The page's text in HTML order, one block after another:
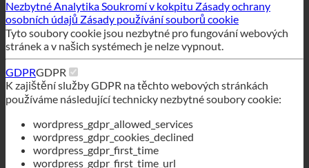
osobních údajůZásady používání souborů cookie
Tyto soubory cookie jsou nezbytné pro fungování webových
stránek a v našich systémech je nelze vypnout.
GDPRGDPR
K zajištění služby GDPR na těchto webových stránkách
používáme následující technicky nezbytné soubory cookie:
wordpress_gdpr_cookies_declined
wordpress_gdpr_first_time
wordpress_gdpr_first_time_url